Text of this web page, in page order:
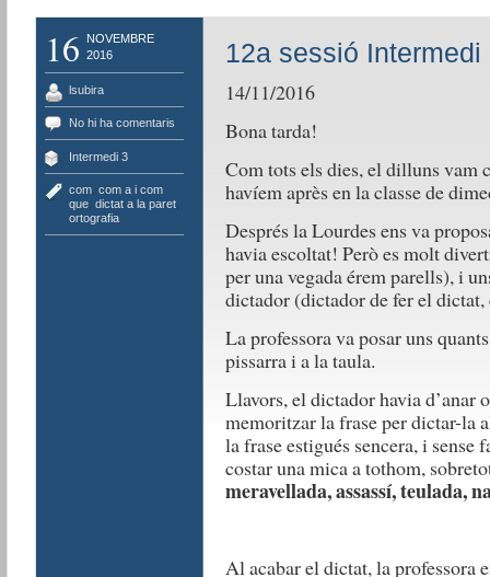
16
NOVEMBRE
2016
lsubira
No hi ha comentaris
Intermedi 3
com, com a i com
que, dictat a la paret,
ortografia
12a sessió Intermedi
14/11/2016
Bona tarda!
Com tots els dies, el dilluns vam
havíem après en la classe de
Després la Lourdes ens va
havia escoltat! Però es molt
per una vegada érem parells), i
dictador (dictador de fer el dictat,
La professora va posar uns
pissarra i a la taula.
Llavors, el dictador havia d’anar
memoritzar la frase per dictar-la
la frase estigués sencera, i sense
costar una mica a tothom,
meravellada, assassí, teulada,
Al acabar el dictat, la professora